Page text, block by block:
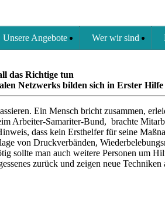
Unsere Angebote Wer wir sind
das Richtige tun
Netzwerks bilden sich in Erster
Ein Mensch bricht zusammen,
Arbeiter-Samariter-Bund, brachte
dass kein Ersthelfer für seine
von Druckverbänden,
sollte man auch weitere Personen um
zurück und zeigen neue